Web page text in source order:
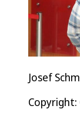
Josef